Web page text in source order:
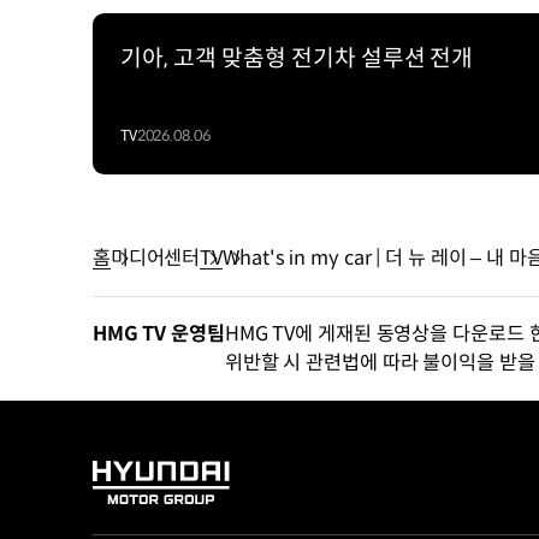
기아, 고객 맞춤형 전기차 설루션 전개
TV2026.08.06
홈미디어센터TVWhat's in my car | 더 뉴 레이 – 내 마
HMG TV 운영팀HMG TV에 게재된 동영상을 다운로드
위반할 시 관련법에 따라 불이익을 받
HYUNDAI